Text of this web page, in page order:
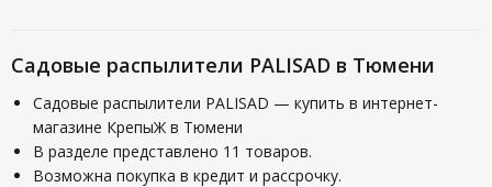
Садовые распылители PALISAD в Тюмени
Садовые распылители PALISAD — купить в интернет-
магазине КрепыЖ в Тюмени
В разделе представлено 11 товаров.
Возможна покупка в кредит и рассрочку.